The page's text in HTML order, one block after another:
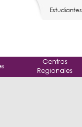
Estudiantes
Centros
Regionales